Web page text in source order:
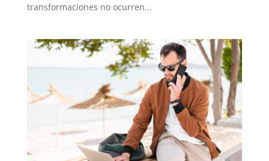
transformaciones no ocurren...